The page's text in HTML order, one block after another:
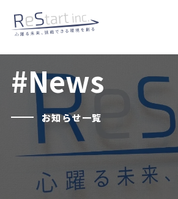
#News
お知らせ一覧